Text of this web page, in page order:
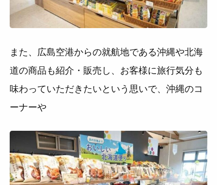
また、広島空港からの就航地である沖縄や北海
道の商品も紹介・販売し、お客様に旅行気分も
味わっていただきたいという思いで、沖縄のコ
ーナーや